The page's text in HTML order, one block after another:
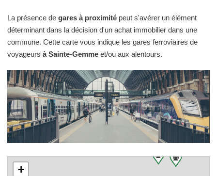
La présence de gares à proximité peut s'avérer un élément
déterminant dans la décision d'un achat immobilier dans une
commune. Cette carte vous indique les gares ferroviaires de
voyageurs à Sainte-Gemme et/ou aux alentours.
+